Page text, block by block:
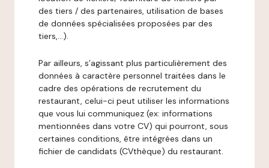
des tiers / des partenaires, utilisation de bases
de données spécialisées proposées par des
tiers,…).
Par ailleurs, s’agissant plus particulièrement des
données à caractère personnel traitées dans le
cadre des opérations de recrutement du
restaurant, celui-ci peut utiliser les informations
que vous lui communiquez (ex: informations
mentionnées dans votre CV) qui pourront, sous
certaines conditions, être intégrées dans un
fichier de candidats (CVthèque) du restaurant.